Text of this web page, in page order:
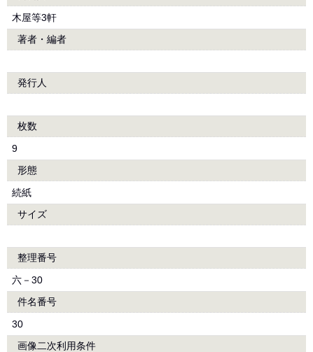
木屋等3軒
著者・編者
発行人
枚数
9
形態
続紙
サイズ
整理番号
六－30
件名番号
30
画像二次利用条件